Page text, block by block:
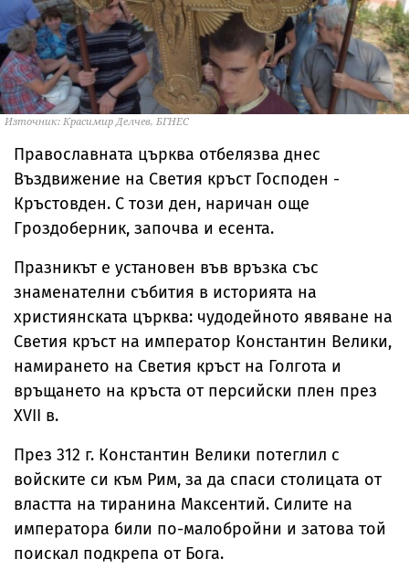
Източник: Красимир Делчев, БГНЕС
Православната църква отбелязва днес
Въздвижение на Светия кръст Господен -
Кръстовден. С този ден, наричан още
Гроздоберник, започва и есента.
Празникът е установен във връзка със
знаменателни събития в историята на
християнската църква: чудодейното явяване на
Светия кръст на император Константин Велики,
намирането на Светия кръст на Голгота и
връщането на кръста от персийски плен през
XVII в.
През 312 г. Константин Велики потеглил с
войските си към Рим, за да спаси столицата от
властта на тиранина Максентий. Силите на
императора били по-малобройни и затова той
поискал подкрепа от Бога.